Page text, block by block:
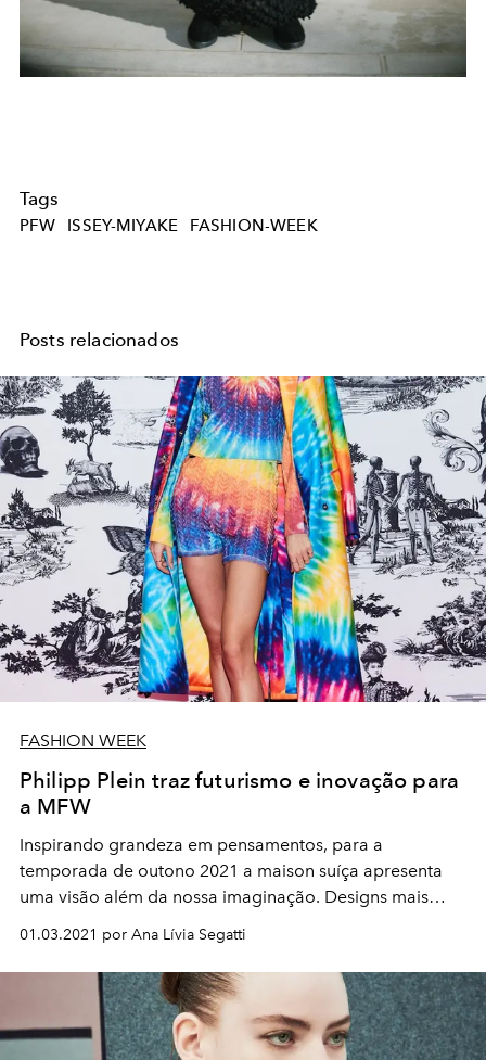
Tags
PFW ISSEY-MIYAKE FASHION-WEEK
Posts relacionados
FASHION WEEK
Philipp Plein traz futurismo e inovação para
a MFW
Inspirando grandeza em pensamentos, para a
temporada de outono 2021 a maison suíça apresenta
uma visão além da nossa imaginação. Designs mais
01.03.2021 por Ana Lívia Segatti